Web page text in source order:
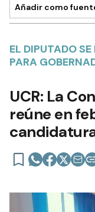
Añadir como
EL DIPUTADO
PARA
UCR: La
reúne en